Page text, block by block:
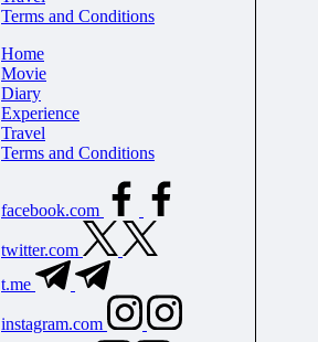
Terms and Conditions
Home
Movie
Diary
Experience
Travel
Terms and Conditions
facebook.com
twitter.com
t.me
instagram.com